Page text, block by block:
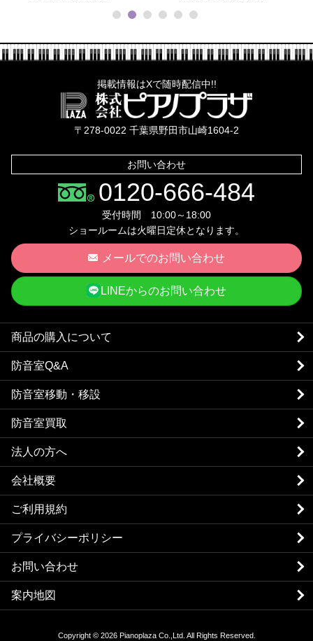
掲載情報はXで随時配信中!!
〒278-0022 千葉県野田市山崎1604-2
お問い合わせ
0120-666-484
受付時間 10:00～18:00
ショールームは火曜日定休となります。
メールでのお問い合わせ
LINEからのお問い合わせ
商品の購入について
防音室Q&A
防音室移動・移設
防音室買取
法人の方へ
会社概要
ご利用規約
プライバシーポリシー
お問い合わせ
案内地図
Copyright © 2026 Pianoplaza Co.,Ltd. All Rights Reserved.